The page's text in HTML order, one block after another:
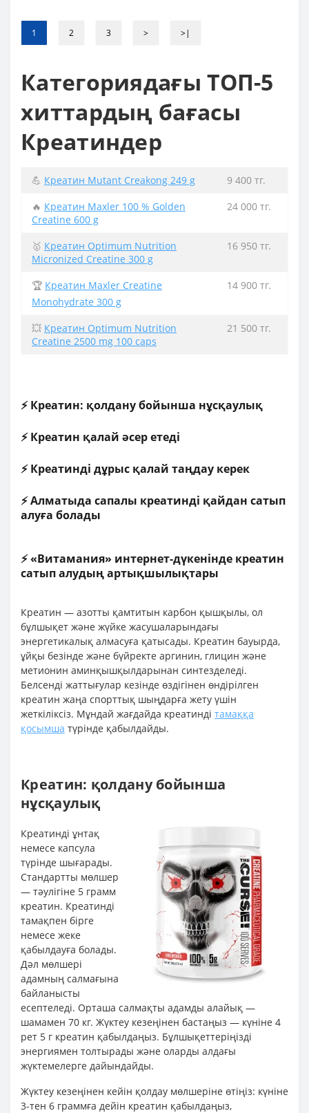
1 2 3 > >|
Категориядағы ТОП-5
хиттардың бағасы
Креатиндер
💪 Креатин Mutant Creakong 249 g
9 400 тг.
🔥 Креатин Maxler 100 % Golden
Creatine 600 g
24 000 тг.
🥇 Креатин Optimum Nutrition
Micronized Creatine 300 g
16 950 тг.
🏆 Креатин Maxler Creatine
Monohydrate 300 g
14 900 тг.
💥 Креатин Optimum Nutrition
Creatine 2500 mg 100 caps
21 500 тг.
⚡ Креатин: қолдану бойынша нұсқаулық
⚡ Креатин қалай әсер етеді
⚡ Креатинді дұрыс қалай таңдау керек
⚡ Алматыда сапалы креатинді қайдан сатып
алуға болады
⚡ «Витамания» интернет-дүкенінде креатин
сатып алудың артықшылықтары
Креатин — азотты қамтитын карбон қышқылы, ол
бұлшықет және жүйке жасушаларындағы
энергетикалық алмасуға қатысады. Креатин бауырда,
ұйқы безінде және бүйректе аргинин, глицин және
метионин аминқышқылдарынан синтезделеді.
Белсенді жаттығулар кезінде өздігінен өндірілген
креатин жаңа спорттық шыңдарға жету үшін
жеткіліксіз. Мұндай жағдайда креатинді тамаққа
қосымша түрінде қабылдайды.
Креатин: қолдану бойынша
нұсқаулық
Креатинді ұнтақ
немесе капсула
түрінде шығарады.
Стандартты мөлшер
— тәулігіне 5 грамм
креатин. Креатинді
тамақпен бірге
немесе жеке
қабылдауға болады.
Дәл мөлшері
адамның салмағына
байланысты
есептеледі. Орташа салмақты адамды алайық —
шамамен 70 кг. Жүктеу кезеңінен бастаңыз — күніне 4
рет 5 г креатин қабылдаңыз. Бұлшықеттеріңізді
энергиямен толтырады және оларды алдағы
жүктемелерге дайындайды.
Жүктеу кезеңінен кейін қолдау мөлшеріне өтіңіз: күніне
3-тен 6 граммға дейін креатин қабылдаңыз,